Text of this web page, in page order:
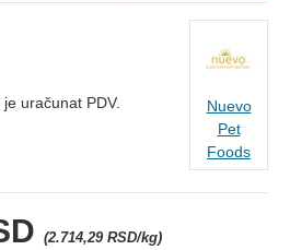
(2.714,29 RSD/kg)
uračunat PDV.
Nuevo
Pet
Foods